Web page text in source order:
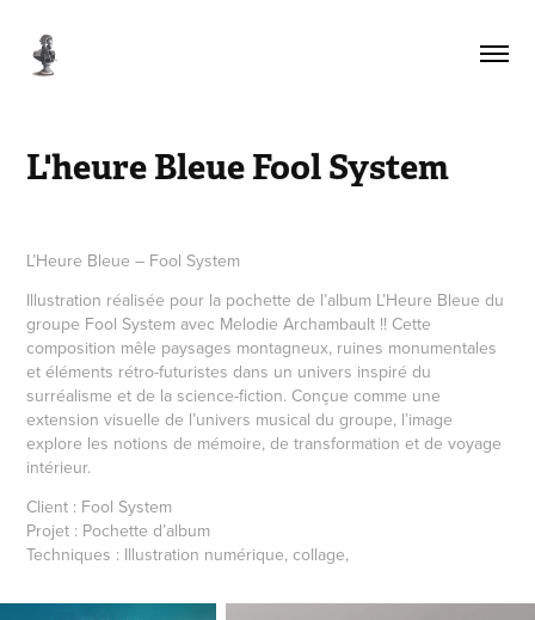
L'heure Bleue Fool System
L’Heure Bleue – Fool System
Illustration réalisée pour la pochette de l’album L’Heure Bleue du
groupe Fool System avec Melodie Archambault !! Cette
composition mêle paysages montagneux, ruines monumentales
et éléments rétro-futuristes dans un univers inspiré du
surréalisme et de la science-fiction. Conçue comme une
extension visuelle de l’univers musical du groupe, l’image
explore les notions de mémoire, de transformation et de voyage
intérieur.
Client : Fool System
Projet : Pochette d’album
Techniques : Illustration numérique, collage,